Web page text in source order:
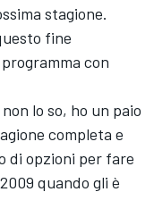
stagione.
fine
con
lo so, ho un paio
completa e
di opzioni per fare
quando gli è